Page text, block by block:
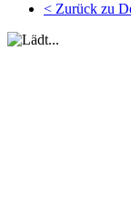
< Zurück zu